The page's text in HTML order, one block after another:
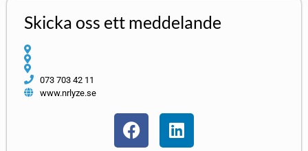
Skicka oss ett meddelande
073 703 42 11
www.nrlyze.se